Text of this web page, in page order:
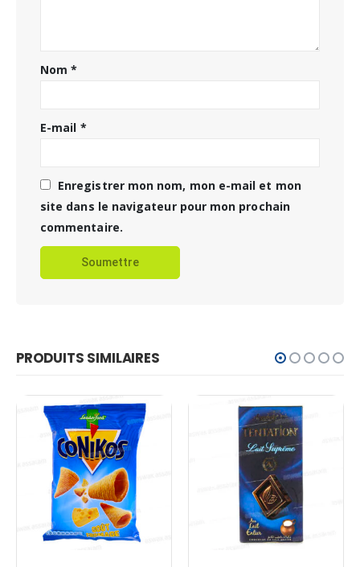
Nom*
E-mail *
Enregistrer mon nom, mon e-mail et mon
site dans le navigateur pour mon prochain
commentaire.
PRODUITS SIMILAIRES